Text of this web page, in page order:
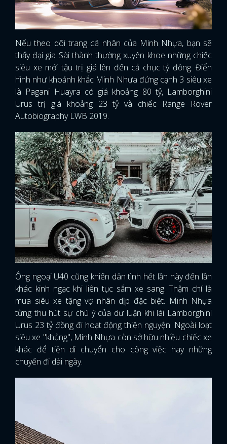
Nếu theo dõi trang cá nhân của Minh Nhựa, bạn sẽ
thấy đại gia Sài thành thường xuyên khoe những chiếc
siêu xe mới tậu trị giá lên đến cả chục tỷ đồng. Điển
hình như khoảnh khắc Minh Nhựa đứng cạnh 3 siêu xe
là Pagani Huayra có giá khoảng 80 tỷ, Lamborghini
Urus trị giá khoảng 23 tỷ và chiếc Range Rover
Autobiography LWB 2019.
Ông ngoại U40 cũng khiến dân tình hết lần này đến lần
khác kinh ngạc khi liên tục sắm xe sang. Thậm chí là
mua siêu xe tặng vợ nhân dịp đặc biệt. Minh Nhựa
từng thu hút sự chú ý của dư luận khi lái Lamborghini
Urus 23 tỷ đồng đi hoạt động thiện nguyện. Ngoài loạt
siêu xe "khủng", Minh Nhựa còn sở hữu nhiều chiếc xe
khác để tiện di chuyển cho công việc hay những
chuyến đi dài ngày.